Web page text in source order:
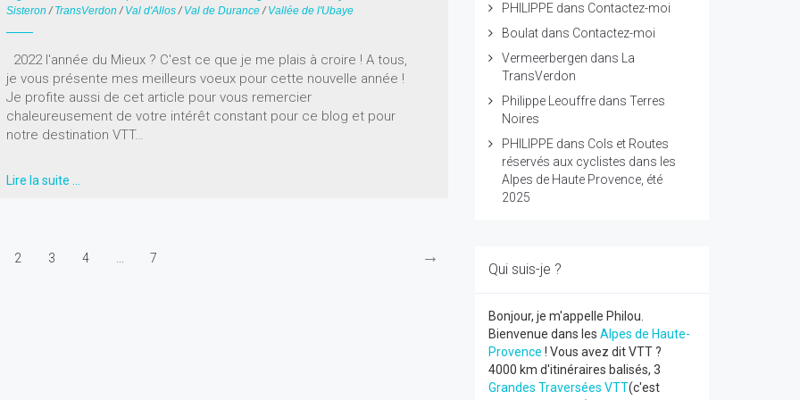
Sisteron / TransVerdon / Val d'Allos/ Val de Durance/ Vallée de l'Ubaye
2022 l'année du Mieux ? C'est ce que je me plais à croire ! A tous,
je vous présente mes meilleurs voeux pour cette nouvelle année !
Je profite aussi de cet article pour vous remercier
chaleureusement de votre intérêt constant pour ce blog et pour
notre destination VTT…
Lire la suite …
2 3 4 7 →
PHILIPPEdans Contactez-moi
Boulatdans Contactez-moi
Vermeerbergen dans
La
TransVerdon
Philippe Leouffredans Terres
Noires
PHILIPPEdans Cols et Routes
réservés aux cyclistes dans les
Alpes de Haute Provence, été
2025
Qui suis-je ?
Bonjour, je m'appelle Philou.
Bienvenue dans les Alpes de Haute-
Provence ! Vous avez dit VTT ?
4000 km d'itinéraires balisés, 3
Grandes Traversées VTT(c'est